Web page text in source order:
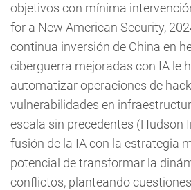
objetivos con mínima
for a New American Security,
continua inversión de China en
ciberguerra mejoradas con IA le
automatizar operaciones de
vulnerabilidades en
escala sin precedentes (Hudson
fusión de la IA con la estrategia
potencial de transformar la
conflictos, planteando